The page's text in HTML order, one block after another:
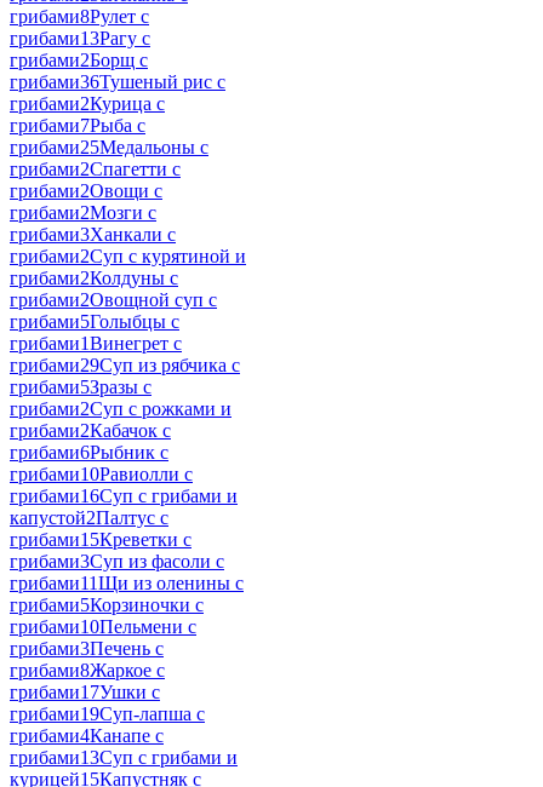
грибами8Рулет с
грибами13Рагу с
грибами2Борщ с
грибами36Тушеный рис с
грибами2Курица с
грибами7Рыба с
грибами25Медальоны с
грибами2Спагетти с
грибами2Овощи с
грибами2Мозги с
грибами3Ханкали с
грибами2Суп с курятиной и
грибами2Колдуны с
грибами2Овощной суп с
грибами5Голыбцы с
грибами1Винегрет с
грибами29Суп из рябчика с
грибами5Зразы с
грибами2Суп с рожками и
грибами2Кабачок с
грибами6Рыбник с
грибами10Равиолли с
грибами16Суп с грибами и
капустой2Палтус с
грибами15Креветки с
грибами3Суп из фасоли с
грибами11Щи из оленины с
грибами5Корзиночки с
грибами10Пельмени с
грибами3Печень с
грибами8Жаркое с
грибами17Ушки с
грибами19Суп-лапша с
грибами4Канапе с
грибами13Суп с грибами и
курицей15Капустняк с